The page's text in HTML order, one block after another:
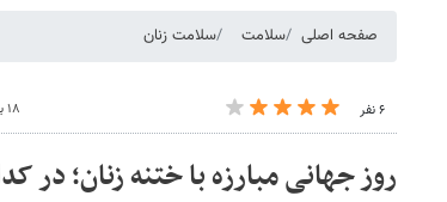
صفحه اصلی سلامت سلامت زنان
۶ نفر ۱۸ بهمن ۱۴۰۳ - ۱۶:۱۷
روز جهانی مبارزه با ختنه زنان؛ در